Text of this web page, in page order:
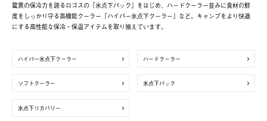
驚異の保冷力を誇るロゴスの「氷点下パック」をはじめ、ハードクーラー並みに食材の鮮
度をしっかり守る高機能クーラー「ハイパー氷点下クーラー」など。キャンプをより快適
にする高性能な保冷・保温アイテムを取り揃えています。
ハイパー氷点下クーラー ハードクーラー
ソフトクーラー 氷点下パック
氷点下リカバリー